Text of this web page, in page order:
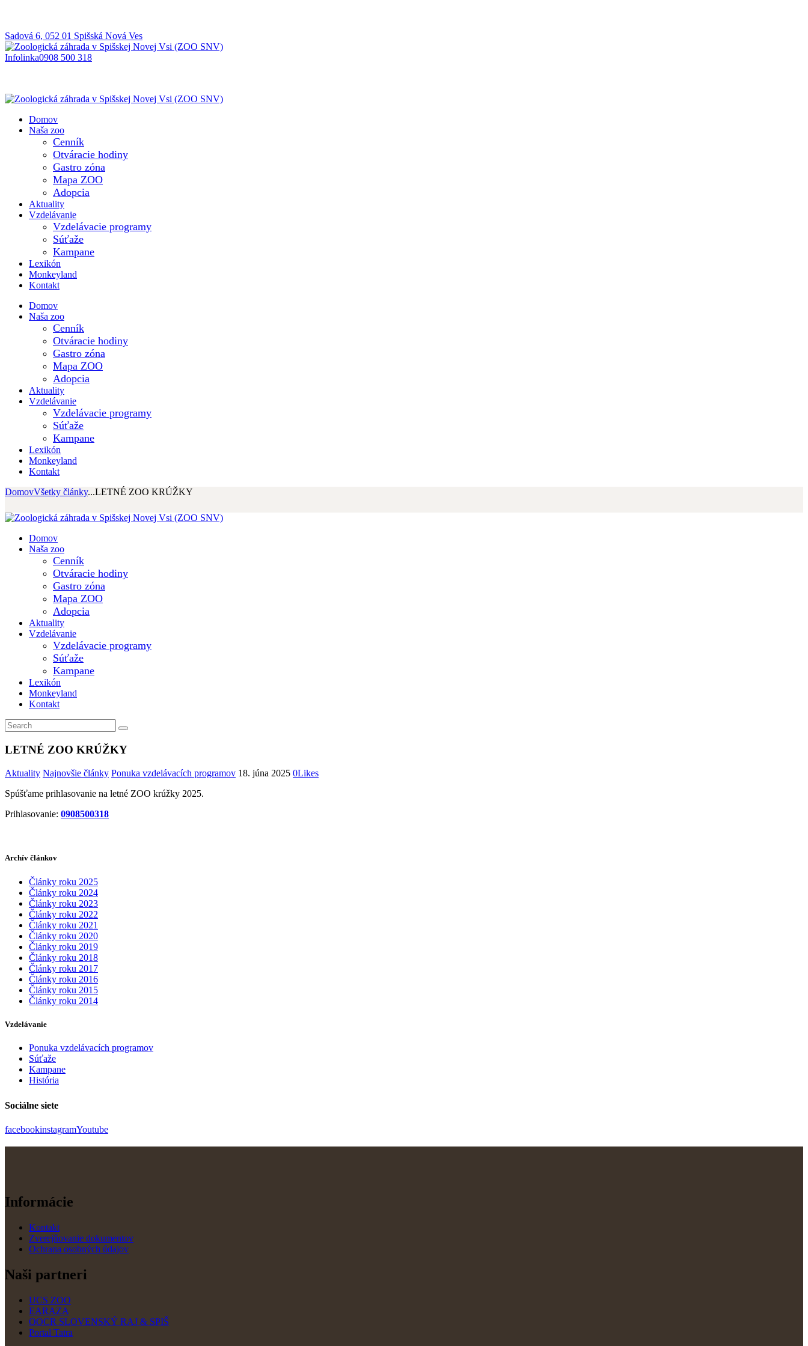
Sadová 6, 052 01 Spišská Nová Ves
Infolinka0908 500 318
Domov
Naša zoo
Cenník
Otváracie hodiny
Gastro zóna
Mapa ZOO
Adopcia
Aktuality
Vzdelávanie
Vzdelávacie programy
Súťaže
Kampane
Lexikón
Monkeyland
Kontakt
Domov
Naša zoo
Cenník
Otváracie hodiny
Gastro zóna
Mapa ZOO
Adopcia
Aktuality
Vzdelávanie
Vzdelávacie programy
Súťaže
Kampane
Lexikón
Monkeyland
Kontakt
DomovVšetky články...LETNÉ ZOO KRÚŽKY
Domov
Naša zoo
Cenník
Otváracie hodiny
Gastro zóna
Mapa ZOO
Adopcia
Aktuality
Vzdelávanie
Vzdelávacie programy
Súťaže
Kampane
Lexikón
Monkeyland
Kontakt
LETNÉ ZOO KRÚŽKY
Aktuality Najnovšie články Ponuka vzdelávacích programov 18. júna 2025 0Likes
Spúšťame prihlasovanie na letné ZOO krúžky 2025.
Prihlasovanie: 0908500318
Archív článkov
Články roku 2025
Články roku 2024
Články roku 2023
Články roku 2022
Články roku 2021
Články roku 2020
Články roku 2019
Články roku 2018
Články roku 2017
Články roku 2016
Články roku 2015
Články roku 2014
Vzdelávanie
Ponuka vzdelávacích programov
Súťaže
Kampane
História
Sociálne siete
facebookinstagramYoutube
Informácie
Kontakt
Zverejňovanie dokumentov
Ochrana osobných údajov
Naši partneri
UCS ZOO
EARAZA
OOCR SLOVENSKÝ RAJ & SPIŠ
Portal Tatra